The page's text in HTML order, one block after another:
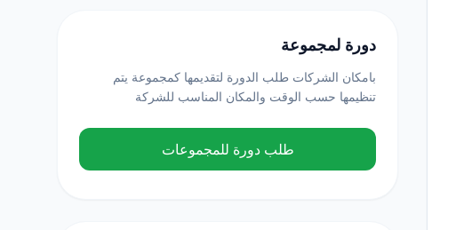
دورة لمجموعة
بامكان الشركات طلب الدورة لتقديمها كمجموعة يتم
تنظيمها حسب الوقت والمكان المناسب للشركة
طلب دورة للمجموعات